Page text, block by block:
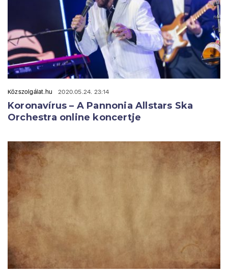
Közszolgálat.hu 2020.05.24. 23:14
Koronavírus – A Pannonia Allstars Ska
Orchestra online koncertje